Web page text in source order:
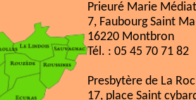
Prieuré Marie
7, Faubourg Saint
16220 Montbron
Tél. : 05 45 70 71 82
Presbytère de La
17, place Saint